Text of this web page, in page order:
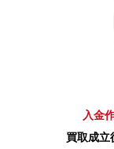
入金
買取成立